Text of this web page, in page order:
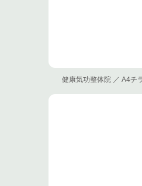
健康気功整体院 ／ A4チ